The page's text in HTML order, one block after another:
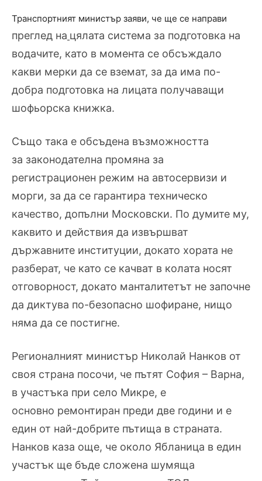
Транспортният министър заяви, че ще се направи
преглед на цялата система за подготовка на
водачите, като в момента се обсъждало
какви мерки да се вземат, за да има по-
добра подготовка на лицата получаващи
шофьорска книжка.
Също така е обсъдена възможността
за законодателна промяна за
регистрационен режим на автосервизи и
морги, за да се гарантира техническо
качество, допълни Московски. По думите му,
каквито и действия да извършват
държавните институции, докато хората не
разберат, че като се качват в колата носят
отговорност, докато манталитетът не започне
да диктува по-безопасно шофиране, нищо
няма да се постигне.
Регионалният министър Николай Нанков от
своя страна посочи, че пътят София – Варна,
в участъка при село Микре, е
основно ремонтиран преди две години и е
един от най-добрите пътища в страната.
Нанков каза още, че около Ябланица в един
участък ще бъде сложена шумяща